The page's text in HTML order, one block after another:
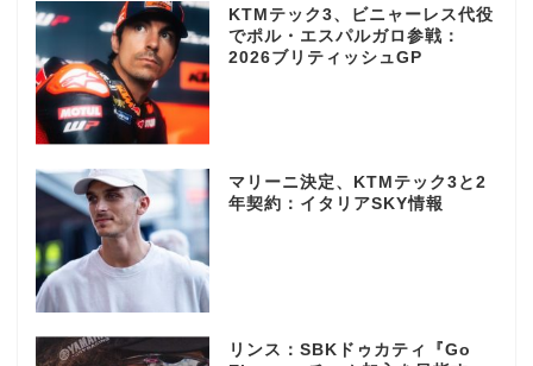
KTMテック3、ビニャーレス代役
でポル・エスパルガロ参戦：
2026ブリティッシュGP
マリーニ決定、KTMテック3と2
年契約：イタリアSKY情報
リンス：SBKドゥカティ『Go